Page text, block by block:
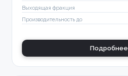
Выходящая фракция
Производительность до
Подробнее